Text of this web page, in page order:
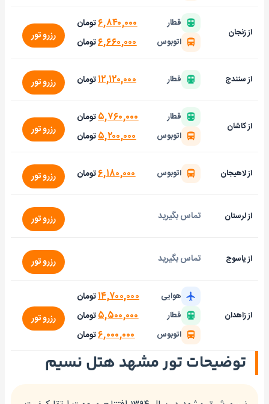
از زنجان
قطار ۶,۸۴۰,۰۰۰تومان
اتوبوس ۶,۶۶۰,۰۰۰تومان رزرو تور
از سنندج قطار ۱۲,۱۲۰,۰۰۰تومان رزرو تور
از کاشان
قطار ۵,۷۶۰,۰۰۰تومان
اتوبوس ۵,۲۰۰,۰۰۰تومان رزرو تور
از لاهیجان اتوبوس ۶,۱۸۰,۰۰۰تومان رزرو تور
از لرستان تماس بگیرید رزرو تور
از یاسوج تماس بگیرید رزرو تور
از زاهدان
هوایی ۱۴,۷۰۰,۰۰۰تومان
قطار ۵,۵۰۰,۰۰۰تومان
اتوبوس ۶,۰۰۰,۰۰۰تومان
رزرو تور
توضیحات تور مشهد هتل نسیم